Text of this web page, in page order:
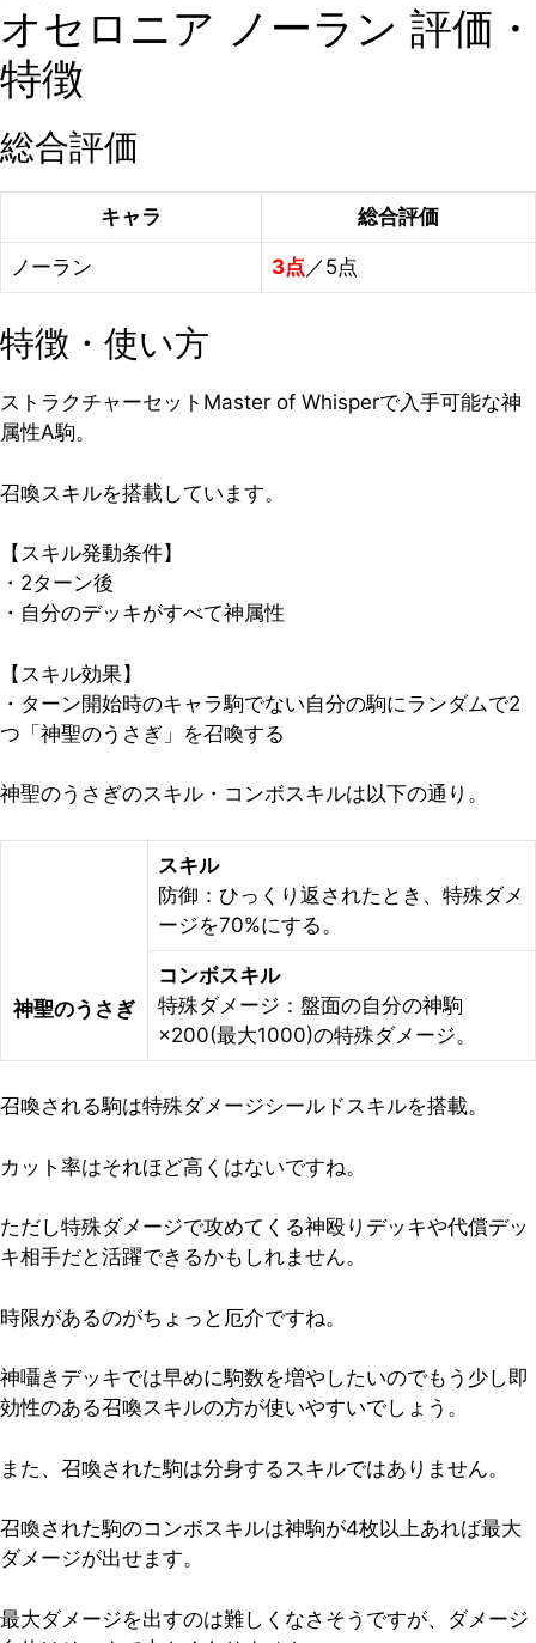
オセロニア ノーラン 評価・
特徴
総合評価
キャラ 総合評価
ノーラン 3点 ／5点
特徴・使い方
ストラクチャーセットMaster of Whisperで入手可能な神
属性A駒。
召喚スキルを搭載しています。
【スキル発動条件】
・2ターン後
・自分のデッキがすべて神属性
【スキル効果】
・ターン開始時のキャラ駒でない自分の駒にランダムで2
つ「神聖のうさぎ」を召喚する
神聖のうさぎのスキル・コンボスキルは以下の通り。
神聖のうさぎ
スキル
防御：ひっくり返されたとき、特殊ダメ
ージを70%にする。
コンボスキル
特殊ダメージ：盤面の自分の神駒
×200(最大1000)の特殊ダメージ。
召喚される駒は特殊ダメージシールドスキルを搭載。
カット率はそれほど高くはないですね。
ただし特殊ダメージで攻めてくる神殴りデッキや代償デッ
キ相手だと活躍できるかもしれません。
時限があるのがちょっと厄介ですね。
神囁きデッキでは早めに駒数を増やしたいのでもう少し即
効性のある召喚スキルの方が使いやすいでしょう。
また、 召喚された駒は分身するスキルではありません。
召喚された駒のコンボスキルは神駒が4枚以上あれば最大
ダメージが出せます。
最大ダメージを出すのは難しくなさそうですが、ダメージ